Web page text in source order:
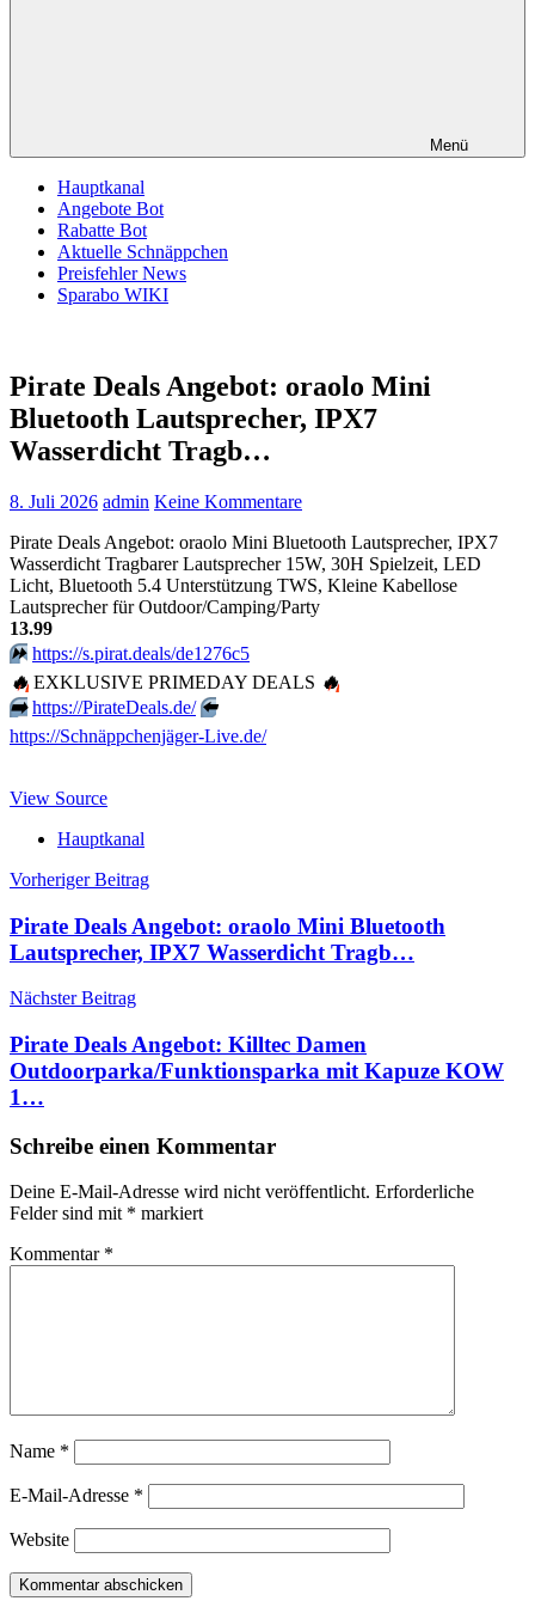
Menü
Hauptkanal
Angebote Bot
Rabatte Bot
Aktuelle Schnäppchen
Preisfehler News
Sparabo WIKI
Pirate Deals Angebot: oraolo Mini
Bluetooth Lautsprecher, IPX7
Wasserdicht Tragb…
8. Juli 2026 admin Keine Kommentare
Pirate Deals Angebot: oraolo Mini Bluetooth Lautsprecher, IPX7
Wasserdicht Tragbarer Lautsprecher 15W, 30H Spielzeit, LED
Licht, Bluetooth 5.4 Unterstützung TWS, Kleine Kabellose
Lautsprecher für Outdoor/Camping/Party
13.99
⏩️ https://s.pirat.deals/de1276c5
🔥 EXKLUSIVE PRIMEDAY DEALS 🔥
➡️ https://PirateDeals.de/ ⬅️
https://Schnäppchenjäger-Live.de/
View Source
Hauptkanal
Beitragsnavigation
Vorheriger Beitrag
Pirate Deals Angebot: oraolo Mini Bluetooth
Lautsprecher, IPX7 Wasserdicht Tragb…
Nächster Beitrag
Pirate Deals Angebot: Killtec Damen
Outdoorparka/Funktionsparka mit Kapuze KOW
1…
Schreibe einen Kommentar
Deine E-Mail-Adresse wird nicht veröffentlicht. Erforderliche
Felder sind mit * markiert
Kommentar *
Name *
E-Mail-Adresse *
Website